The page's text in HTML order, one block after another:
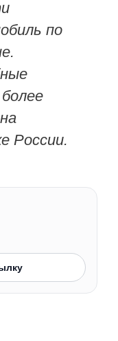
по
России.